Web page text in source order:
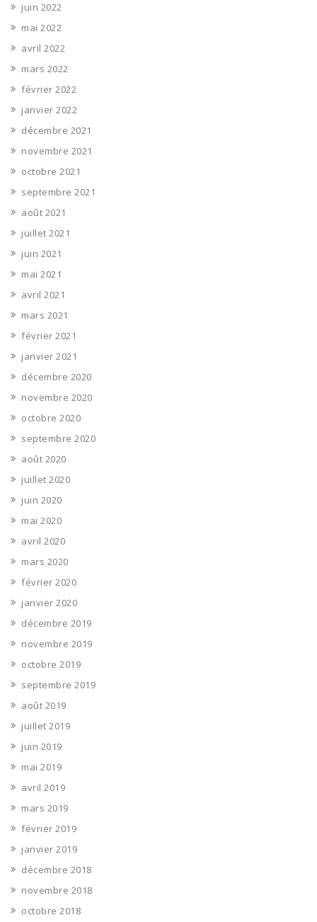
juin 2022
mai 2022
avril 2022
mars 2022
février 2022
janvier 2022
décembre 2021
novembre 2021
octobre 2021
septembre 2021
août 2021
juillet 2021
juin 2021
mai 2021
avril 2021
mars 2021
février 2021
janvier 2021
décembre 2020
novembre 2020
octobre 2020
septembre 2020
août 2020
juillet 2020
juin 2020
mai 2020
avril 2020
mars 2020
février 2020
janvier 2020
décembre 2019
novembre 2019
octobre 2019
septembre 2019
août 2019
juillet 2019
juin 2019
mai 2019
avril 2019
mars 2019
février 2019
janvier 2019
décembre 2018
novembre 2018
octobre 2018